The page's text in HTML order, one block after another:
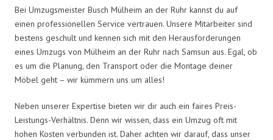
Bei Umzugsmeister Busch Mülheim an der Ruhr kannst du auf
einen professionellen Service vertrauen. Unsere Mitarbeiter sind
bestens geschult und kennen sich mit den Herausforderungen
eines Umzugs von Mülheim an der Ruhr nach Samsun aus. Egal, ob
es um die Planung, den Transport oder die Montage deiner
Möbel geht – wir kümmern uns um alles!
Neben unserer Expertise bieten wir dir auch ein faires Preis-
Leistungs-Verhältnis. Denn wir wissen, dass ein Umzug oft mit
hohen Kosten verbunden ist. Daher achten wir darauf, dass unser